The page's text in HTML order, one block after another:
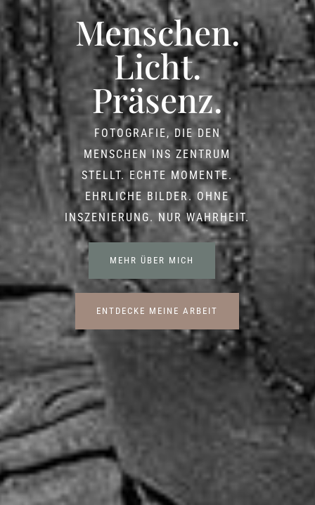
Menschen.
Licht.
Präsenz.
FOTOGRAFIE, DIE DEN
MENSCHEN INS ZENTRUM
STELLT. ECHTE MOMENTE.
EHRLICHE BILDER. OHNE
INSZENIERUNG. NUR WAHRHEIT.
MEHR ÜBER MICH
ENTDECKE MEINE ARBEIT